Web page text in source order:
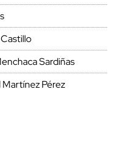
Sardiñas
Martínez Pérez